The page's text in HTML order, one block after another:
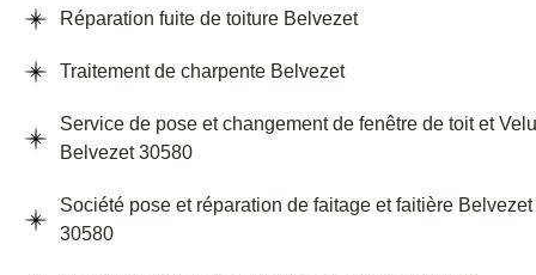
Réparation fuite de toiture Belvezet
Traitement de charpente Belvezet
Service de pose et changement de fenêtre de toit et
Belvezet 30580
Société pose et réparation de faitage et faitière Belvezet
30580